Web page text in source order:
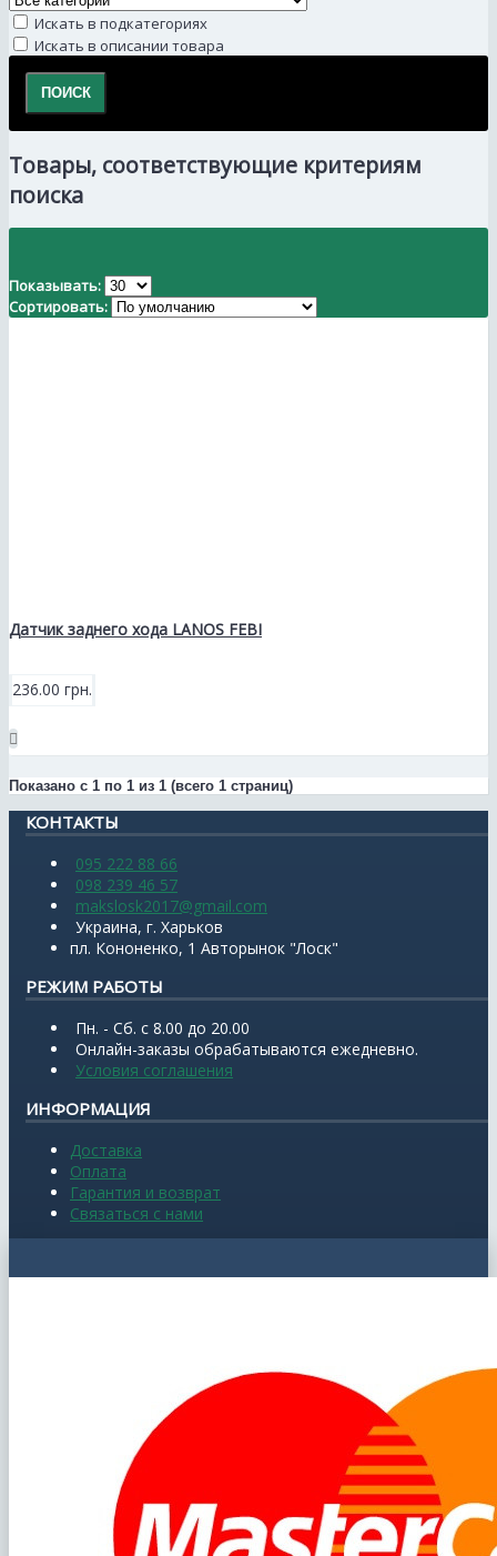
Искать в подкатегориях
Искать в описании товара
Товары, соответствующие критериям
поиска
Показывать:
Сортировать:
Датчик заднего хода LANOS FEBI
236.00 грн.
Показано с 1 по 1 из 1 (всего 1 страниц)
КОНТАКТЫ
095 222 88 66
098 239 46 57
makslosk2017@gmail.com
Украина, г. Харьков
пл. Кононенко, 1 Авторынок "Лоск"
РЕЖИМ РАБОТЫ
Пн. - Сб. с 8.00 до 20.00
Онлайн-заказы обрабатываются ежедневно.
Условия соглашения
ИНФОРМАЦИЯ
Доставка
Оплата
Гарантия и возврат
Связаться с нами